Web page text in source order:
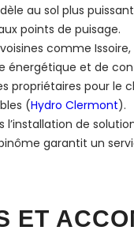
au sol plus
points de puisage.
comme
et de
propriétaires pour le
(Hydro Clermont).
l’installation de
garantit un
ET